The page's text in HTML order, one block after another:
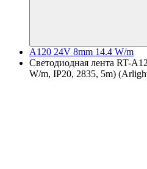
A120 24V 8mm 14.4 W/m
Светодиодная лента RT-
W/m, IP20, 2835, 5m)